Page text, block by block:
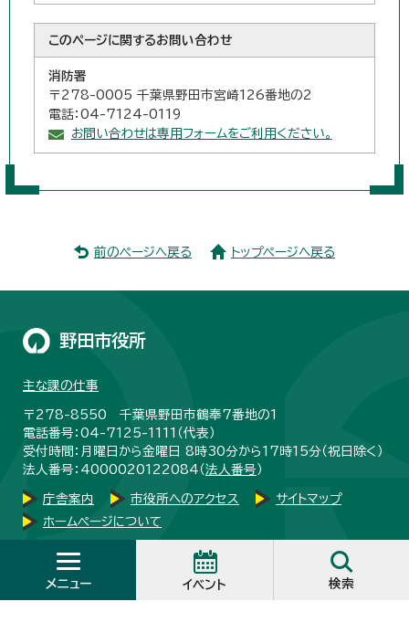
このページに関するお問い合わせ
消防署
〒278-0005 千葉県野田市宮崎126番地の2
電話：04-7124-0119
お問い合わせは専用フォームをご利用ください。
前のページへ戻る トップページへ戻る
メニュー イベント 検索
野田市役所
主な課の仕事
〒278-8550 千葉県野田市鶴奉7番地の1
電話番号：04-7125-1111（代表）
受付時間：月曜日から金曜日 8時30分から17時15分（祝日除く）
法人番号：4000020122084（法人番号 ）
庁舎案内 市役所へのアクセス
サイトマップ
ホームページについて
Copyright © City Noda, All Rights Reserved.